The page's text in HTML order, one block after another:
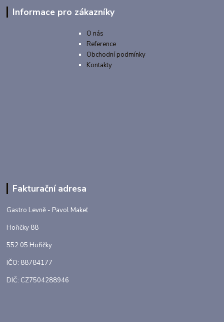
Informace pro zákazníky
O nás
Reference
Obchodní podmínky
Kontakty
Fakturační adresa
Gastro Levně - Pavol Makeľ
Hořičky 88
552 05 Hořičky
IČO: 88784177
DIČ: CZ7504288946